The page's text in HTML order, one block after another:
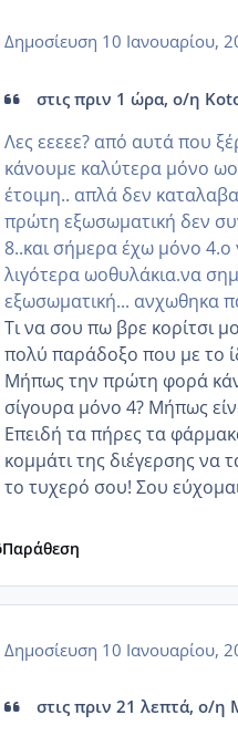
Δημοσίευση 10 Ιανουαρίου,
στις πριν 1 ώρα, ο/η
Λες εεεεε? από αυτά που
κάνουμε καλύτερα μόνο
έτοιμη.. απλά δεν
πρώτη εξωσωματική δεν
8..και σήμερα έχω μόνο
λιγότερα ωοθυλάκια.να
εξωσωματική... ανχωθηκα
Τι να σου πω βρε κορίτσι
πολύ παράδοξο που με το
Μήπως την πρώτη φορά
σίγουρα μόνο 4? Μήπως
Επειδή τα πήρες τα
κομμάτι της διέγερσης να
το τυχερό σου! Σου
Παράθεση
Δημοσίευση 10 Ιανουαρίου,
στις πριν 21 λεπτά, ο/η